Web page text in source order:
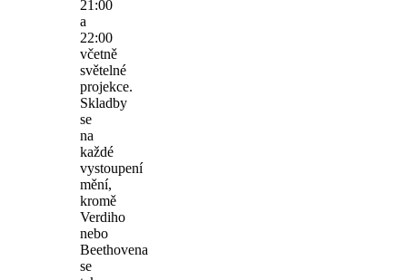
21:00
a
22:00
včetně
světelné
projekce.
Skladby
se
na
každé
vystoupení
mění,
kromě
Verdiho
nebo
Beethovena
se